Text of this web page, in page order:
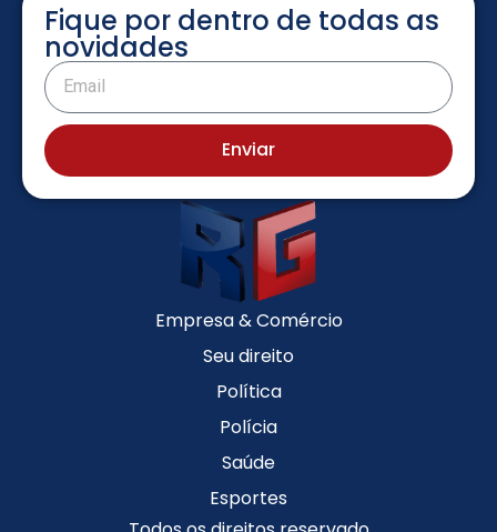
Fique por dentro de todas as
novidades
Enviar
Empresa & Comércio
Seu direito
Política
Polícia
Saúde
Esportes